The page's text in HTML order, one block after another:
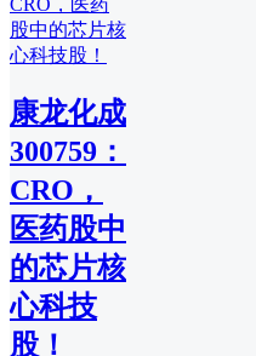
康龙化成
300759：
CRO，
医药股中
的芯片核
心科技
股！